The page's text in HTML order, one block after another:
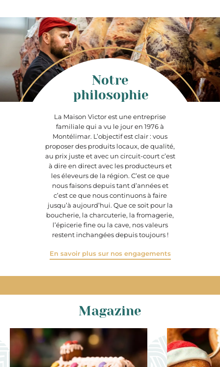
La Maison Victor est une entreprise
familiale qui a vu le jour en 1976 à
Montélimar. L’objectif est clair : vous
proposer des produits locaux, de qualité,
au prix juste et avec un circuit-court c’est
à dire en direct avec les producteurs et
les éleveurs de la région. C’est ce que
nous faisons depuis tant d’années et
c’est ce que nous continuons à faire
jusqu’à aujourd’hui. Que ce soit pour la
boucherie, la charcuterie, la fromagerie,
l’épicerie fine ou la cave, nos valeurs
restent inchangées depuis toujours !
En savoir plus sur nos engagements
Notre
philosophie
Magazine